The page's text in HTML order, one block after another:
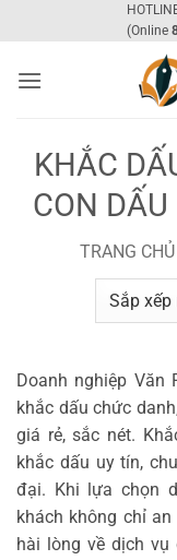
qua
dung
(Online
KHẮC
CON
TRANG CHỦ
Doanh nghiệp Văn
khắc dấu chức
giá rẻ, sắc nét.
khắc dấu uy tín,
đại. Khi lựa chọn
khách không chỉ
hài lòng về dịch vụ